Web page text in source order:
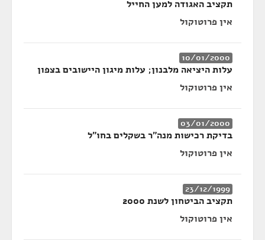
תקציב האגודה למען החייל
אין פרוטוקול
10/01/2000
עלות היציאה מלבנון; עלות מיגון היישובים בצפון
אין פרוטוקול
03/01/2000
בדיקת רכישות מנה"ר בשקלים בחו"ל
אין פרוטוקול
23/12/1999
תקציב הביטחון לשנת 2000
אין פרוטוקול